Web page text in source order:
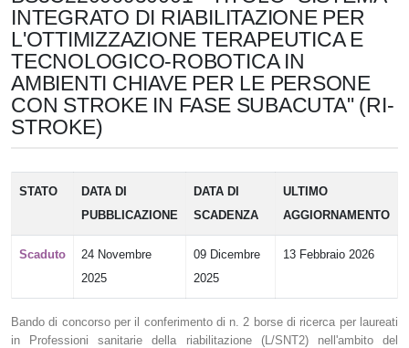
INTEGRATO DI RIABILITAZIONE PER
L'OTTIMIZZAZIONE TERAPEUTICA E
TECNOLOGICO-ROBOTICA IN
AMBIENTI CHIAVE PER LE PERSONE
CON STROKE IN FASE SUBACUTA" (RI-
STROKE)
STATO
DATA DI
PUBBLICAZIONE
DATA DI
SCADENZA
ULTIMO
AGGIORNAMENTO
Scaduto
24 Novembre
2025
09 Dicembre
2025
13 Febbraio 2026
Bando di concorso per il conferimento di n. 2 borse di ricerca per laureati
in Professioni sanitarie della riabilitazione (L/SNT2) nell'ambito del